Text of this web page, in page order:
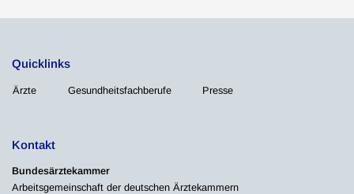
Quicklinks
Ärzte Gesundheitsfachberufe Presse
Kontakt
Bundesärztekammer
Arbeitsgemeinschaft der deutschen Ärztekammern